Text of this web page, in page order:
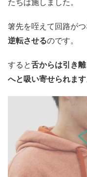
たちは施しました。
箸先を咥えて回路が
逆転させるのです。
すると舌からは引き
へと吸い寄せられます